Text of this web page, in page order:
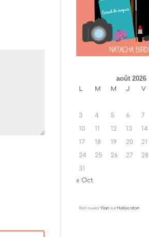
août 2026
L M M J V
3
4 5 6 7
10
11 12 13 14
17
18 19 20 21
24
25 26 27 28
31
« Oct
Retrouvez Ylansur Hellocoton